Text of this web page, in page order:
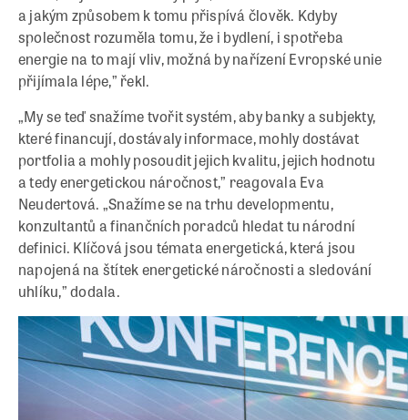
a jakým způsobem k tomu přispívá člověk. Kdyby
společnost rozuměla tomu, že i bydlení, i spotřeba
energie na to mají vliv, možná by nařízení Evropské unie
přijímala lépe,” řekl.
„My se teď snažíme tvořit systém, aby banky a subjekty,
které financují, dostávaly informace, mohly dostávat
portfolia a mohly posoudit jejich kvalitu, jejich hodnotu
a tedy energetickou náročnost,” reagovala Eva
Neudertová. „Snažíme se na trhu developmentu,
konzultantů a finančních poradců hledat tu národní
definici. Klíčová jsou témata energetická, která jsou
napojená na štítek energetické náročnosti a sledování
uhlíku,” dodala.